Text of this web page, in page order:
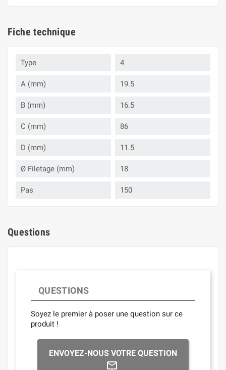
Fiche technique
Type 4
A (mm) 19.5
B (mm) 16.5
C (mm) 86
D (mm) 11.5
Ø Filetage (mm) 18
Pas 150
Questions
QUESTIONS
Soyez le premier à poser une question sur ce
produit !
ENVOYEZ-NOUS VOTRE QUESTION